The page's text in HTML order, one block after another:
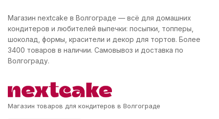
Магазин nextcake в Волгограде — всё для домашних
кондитеров и любителей выпечки: посыпки, топперы,
шоколад, формы, красители и декор для тортов. Более
3400 товаров в наличии. Самовывоз и доставка по
Волгограду.
Магазин товаров для кондитеров в Волгограде